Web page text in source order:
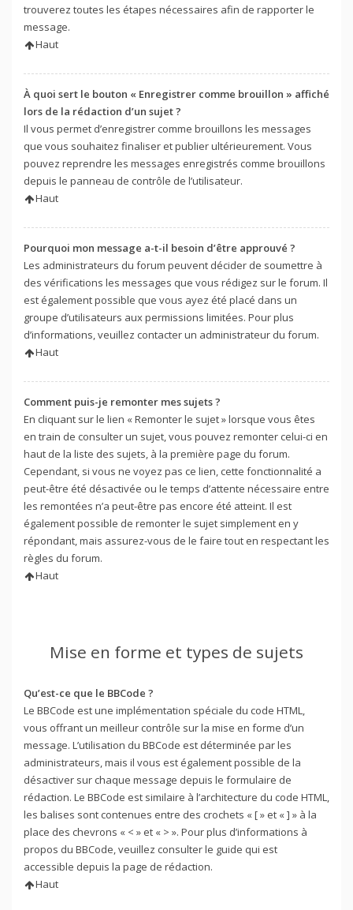
trouverez toutes les étapes nécessaires afin de rapporter le
message.
Haut
À quoi sert le bouton « Enregistrer comme brouillon » affiché
lors de la rédaction d’un sujet ?
Il vous permet d’enregistrer comme brouillons les messages
que vous souhaitez finaliser et publier ultérieurement. Vous
pouvez reprendre les messages enregistrés comme brouillons
depuis le panneau de contrôle de l’utilisateur.
Haut
Pourquoi mon message a-t-il besoin d’être approuvé ?
Les administrateurs du forum peuvent décider de soumettre à
des vérifications les messages que vous rédigez sur le forum. Il
est également possible que vous ayez été placé dans un
groupe d’utilisateurs aux permissions limitées. Pour plus
d’informations, veuillez contacter un administrateur du forum.
Haut
Comment puis-je remonter mes sujets ?
En cliquant sur le lien « Remonter le sujet » lorsque vous êtes
en train de consulter un sujet, vous pouvez remonter celui-ci en
haut de la liste des sujets, à la première page du forum.
Cependant, si vous ne voyez pas ce lien, cette fonctionnalité a
peut-être été désactivée ou le temps d’attente nécessaire entre
les remontées n’a peut-être pas encore été atteint. Il est
également possible de remonter le sujet simplement en y
répondant, mais assurez-vous de le faire tout en respectant les
règles du forum.
Haut
Mise en forme et types de sujets
Qu’est-ce que le BBCode ?
Le BBCode est une implémentation spéciale du code HTML,
vous offrant un meilleur contrôle sur la mise en forme d’un
message. L’utilisation du BBCode est déterminée par les
administrateurs, mais il vous est également possible de la
désactiver sur chaque message depuis le formulaire de
rédaction. Le BBCode est similaire à l’architecture du code HTML,
les balises sont contenues entre des crochets « [ » et « ] » à la
place des chevrons « < » et « > ». Pour plus d’informations à
propos du BBCode, veuillez consulter le guide qui est
accessible depuis la page de rédaction.
Haut